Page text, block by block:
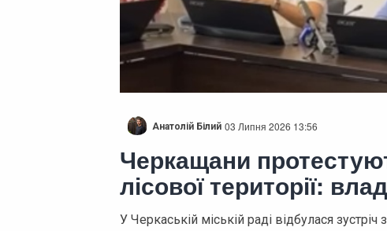
Анатолій Білий 03 Липня 2026 13:56
Черкащани
лісової території:
У Черкаській міській раді відбулася